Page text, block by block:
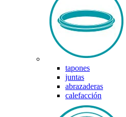
tapones
juntas
abrazaderas
calefacción